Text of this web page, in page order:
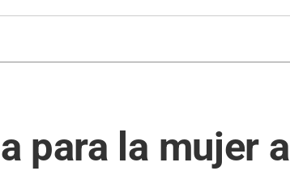
para la mujer